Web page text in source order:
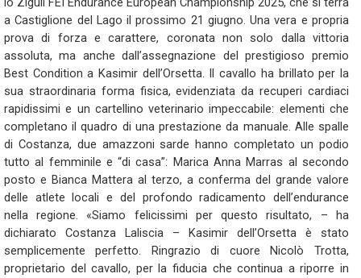
a Castiglione del Lago il prossimo 21 giugno. Una vera e propria
prova di forza e carattere, coronata non solo dalla vittoria
assoluta, ma anche dall’assegnazione del prestigioso premio
Best Condition a Kasimir dell’Orsetta. Il cavallo ha brillato per la
sua straordinaria forma fisica, evidenziata da recuperi cardiaci
rapidissimi e un cartellino veterinario impeccabile: elementi che
completano il quadro di una prestazione da manuale. Alle spalle
di Costanza, due amazzoni sarde hanno completato un podio
tutto al femminile e “di casa”: Marica Anna Marras al secondo
posto e Bianca Mattera al terzo, a conferma del grande valore
delle atlete locali e del profondo radicamento dell’endurance
nella regione. «Siamo felicissimi per questo risultato, – ha
dichiarato Costanza Laliscia – Kasimir dell’Orsetta è stato
semplicemente perfetto. Ringrazio di cuore Nicolò Trotta,
proprietario del cavallo, per la fiducia che continua a riporre in